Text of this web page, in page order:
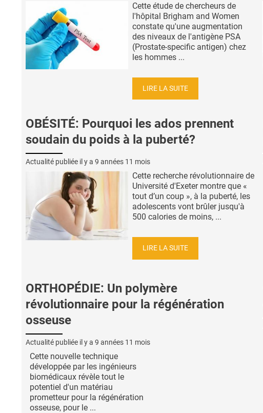
Cette étude de chercheurs de
l'hôpital Brigham and Women
constate qu'une augmentation
des niveaux de l'antigène PSA
(Prostate-specific antigen) chez
les hommes ...
LIRE LA SUITE
OBÉSITÉ: Pourquoi les ados prennent
soudain du poids à la puberté?
Actualité publiée il y a 9 années 11 mois
Cette recherche révolutionnaire de
Université d'Exeter montre que «
tout d’un coup », à la puberté, les
adolescents vont brûler jusqu'à
500 calories de moins, ...
LIRE LA SUITE
ORTHOPÉDIE: Un polymère
révolutionnaire pour la régénération
osseuse
Actualité publiée il y a 9 années 11 mois
Cette nouvelle technique
développée par les ingénieurs
biomédicaux révèle tout le
potentiel d'un matériau
prometteur pour la régénération
osseuse, pour le ...